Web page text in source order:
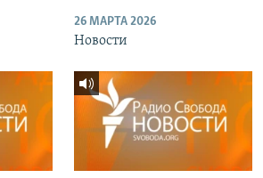
26 МАРТА 2026
Новости